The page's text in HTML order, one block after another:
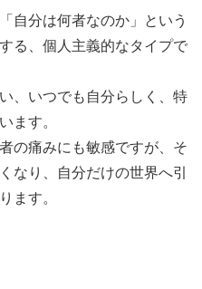
自分は何者なのか」という
る、個人主義的なタイプで
、いつでも自分らしく、特
ます。
の痛みにも敏感ですが、そ
なり、自分だけの世界へ引
ます。